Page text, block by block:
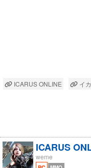
ICARUS ONLINE イ
ICARUS
weme